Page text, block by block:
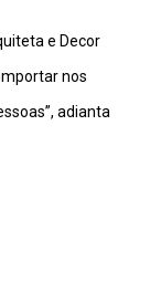
e Decor
nos
adianta